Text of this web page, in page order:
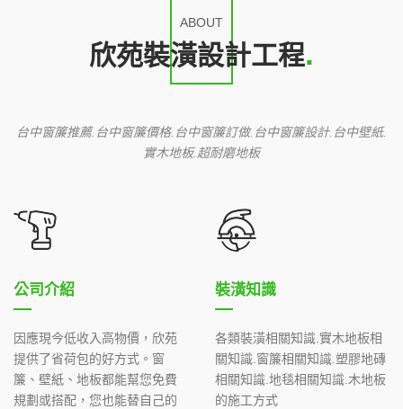
ABOUT
欣苑裝潢設計工程
台中窗簾推薦.台中窗簾價格.台中窗簾訂做.台中窗簾設計.台中壁紙.
實木地板.超耐磨地板
公司介紹
因應現今低收入高物價，欣苑
提供了省荷包的好方式。窗
簾、壁紙、地板都能幫您免費
規劃或搭配，您也能替自己的
裝潢知識
各類裝潢相關知識.實木地板相
關知識.窗簾相關知識.塑膠地磚
相關知識.地毯相關知識.木地板
的施工方式